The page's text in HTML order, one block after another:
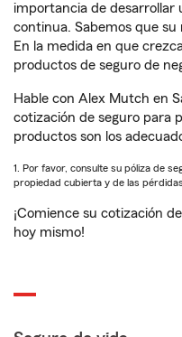
importancia de desarrollar
continua. Sabemos que
En la medida en que
productos de seguro de
Hable con Alex Mutch en
cotización de seguro para
productos son los
1. Por favor, consulte su póliza de
propiedad cubierta y de las
¡Comience su cotización de
hoy mismo!